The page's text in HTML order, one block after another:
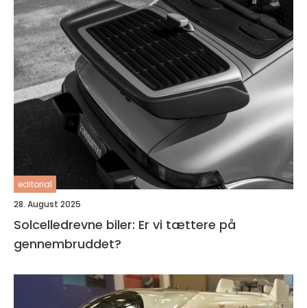
editorial
28. August 2025
Solcelledrevne biler: Er vi tættere på
gennembruddet?